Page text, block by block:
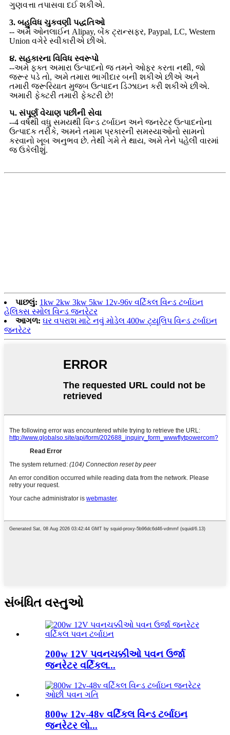
ગુણવત્તા તપાસવા દઈ શકીએ.
3. બહુવિધ ચુકવણી પદ્ધતિઓ
-- અમે ઓનલાઈન Alipay, બેંક ટ્રાન્સફર, Paypal, LC, Western
Union વગેરે સ્વીકારીએ છીએ.
૪. સહકારના વિવિધ સ્વરૂપો
--અમે ફક્ત અમારા ઉત્પાદનો જ તમને ઓફર કરતા નથી, જો
જરૂર પડે તો, અમે તમારા ભાગીદાર બની શકીએ છીએ અને
તમારી જરૂરિયાત મુજબ ઉત્પાદન ડિઝાઇન કરી શકીએ છીએ.
અમારી ફેક્ટરી તમારી ફેક્ટરી છે!
૫. સંપૂર્ણ વેચાણ પછીની સેવા
--4 વર્ષથી વધુ સમયથી વિન્ડ ટર્બાઇન અને જનરેટર ઉત્પાદનોના
ઉત્પાદક તરીકે, અમને તમામ પ્રકારની સમસ્યાઓનો સામનો
કરવાનો ખૂબ અનુભવ છે. તેથી ગમે તે થાય, અમે તેને પહેલી વારમાં
જ ઉકેલીશું.
પાછલું: 1kw 2kw 3kw 5kw 12v-96v વર્ટિકલ વિન્ડ ટર્બાઇન
હેલિક્સ સ્મોલ વિન્ડ જનરેટર
આગળ: ઘર વપરાશ માટે નવું મોડેલ 400w ટ્યૂલિપ વિન્ડ ટર્બાઇન
જનરેટર
સંબંધિત વસ્તુઓ
200w 12V પવનચક્કીઓ પવન ઉર્જા
જનરેટર વર્ટિકલ...
800w 12v-48v વર્ટિકલ વિન્ડ ટર્બાઇન
જનરેટર લો...